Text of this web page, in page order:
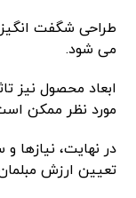
طراحی شگفت
می شود.
ابعاد محصول نیز
مورد نظر ممکن
در نهایت،
تعیین ارزش مبلمان